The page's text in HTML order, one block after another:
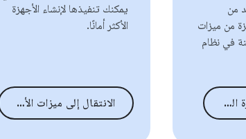
من
من ميزات
في نظام
يمكنك تنفيذها لإنشاء الأجهزة
الأكثر أمانًا.
الانتقال إلى ميزات الأمان